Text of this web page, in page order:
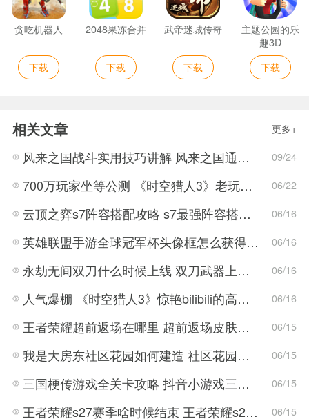
贪吃机器人
下载
2048果冻合并
下载
武帝迷城传奇
下载
主题公园的乐
趣3D
下载
相关文章 更多+
风来之国战斗实用技巧讲解 风来之国通关技巧分享 09/24
700万玩家坐等公测 《时空猎人3》老玩家加速回归! 06/22
云顶之弈s7阵容搭配攻略 s7最强阵容搭配组成大全最新 06/16
英雄联盟手游全球冠军杯头像框怎么获得 LOL手游2022全球冠军杯头像框领取活动 06/16
永劫无间双刀什么时候上线 双刀武器上线时间说明与分享 06/16
人气爆棚 《时空猎人3》惊艳bilibili的高能游戏展发布会 06/16
王者荣耀超前返场在哪里 超前返场皮肤介绍与活动一览 06/15
我是大房东社区花园如何建造 社区花园建造有什么条件 06/15
三国梗传游戏全关卡攻略 抖音小游戏三国梗传全结局一览 06/15
王者荣耀s27赛季啥时候结束 王者荣耀s27结束时间 06/15